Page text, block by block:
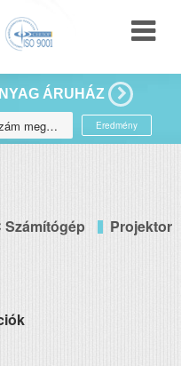
ÁRUHÁZ
Eredmény
Számítógép
Projektor